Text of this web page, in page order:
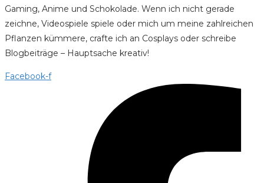
Gaming, Anime und Schokolade. Wenn ich nicht gerade
zeichne, Videospiele spiele oder mich um meine zahlreichen
Pflanzen kümmere, crafte ich an Cosplays oder schreibe
Blogbeiträge – Hauptsache kreativ!
Facebook-f